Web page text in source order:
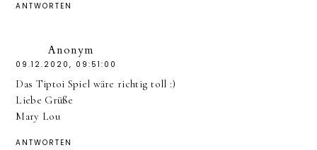
ANTWORTEN
Anonym
09.12.2020, 09:51:00
Das Tiptoi Spiel wäre richtig toll :)
Liebe Grüße
Mary Lou
ANTWORTEN